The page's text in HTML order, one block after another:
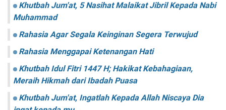
Khutbah Jum'at, 5 Nasihat Malaikat Jibril Kepada Nabi
Muhammad
Rahasia Agar Segala Keinginan Segera Terwujud
Rahasia Menggapai Ketenangan Hati
Khutbah Idul Fitri 1447 H; Hakikat Kebahagiaan,
Meraih Hikmah dari Ibadah Puasa
Khutbah Jum'at, Ingatlah Kepada Allah Niscaya Dia